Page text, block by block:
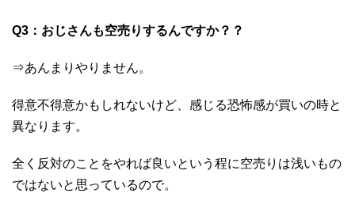
Q3：おじさんも空売りするんですか？？
⇒あんまりやりません。
得意不得意かもしれないけど、感じる恐怖感が買いの時と
異なります。
全く反対のことをやれば良いという程に空売りは浅いもの
ではないと思っているので。